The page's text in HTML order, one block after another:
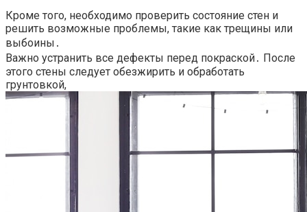
Кроме того, необходимо проверить состояние стен и
решить возможные проблемы, такие как трещины или
выбоины․
Важно устранить все дефекты перед покраской․ После
этого стены следует обезжирить и обработать
грунтовкой,